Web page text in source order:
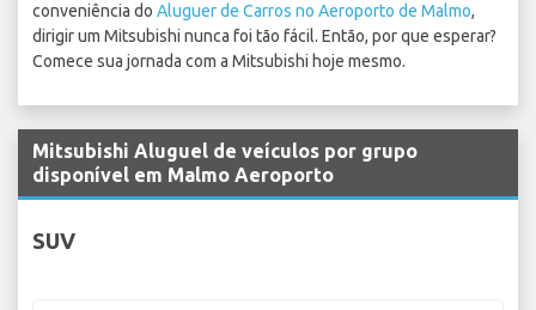
conveniência do Aluguer de Carros no Aeroporto de Malmo,
dirigir um Mitsubishi nunca foi tão fácil. Então, por que esperar?
Comece sua jornada com a Mitsubishi hoje mesmo.
Mitsubishi Aluguel de veículos por grupo
disponível em Malmo Aeroporto
SUV